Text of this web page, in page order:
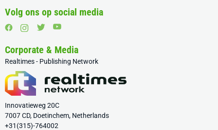
Volg ons op social media
Corporate & Media
Realtimes - Publishing Network
Innovatieweg 20C
7007 CD, Doetinchem, Netherlands
+31(315)-764002